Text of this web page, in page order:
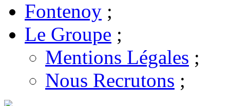
Fontenoy ;
Le Groupe ;
Mentions Légales ;
Nous Recrutons ;